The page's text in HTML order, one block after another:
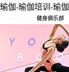
瑜伽-瑜伽培训-瑜